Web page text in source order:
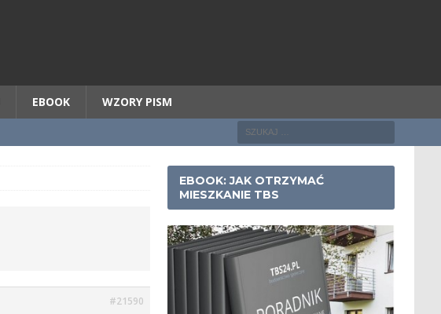
EBOOK WZORY PISM
#21590
EBOOK: JAK OTRZYMAĆ
MIESZKANIE TBS